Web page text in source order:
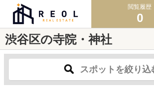
閲覧履歴
0
渋谷区の寺院・神社
スポットを絞り込